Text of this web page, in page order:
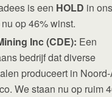
is een HOLD in
op 46% winst.
Inc (CDE): Een
bedrijf dat diverse
produceert in
We staan nu op ruim